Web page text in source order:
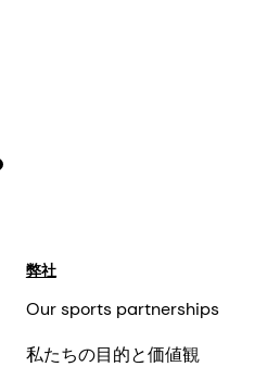
弊社
Our sports partnerships
私たちの目的と価値観